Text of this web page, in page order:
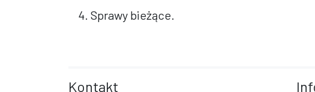
4. Sprawy bieżące.
Kontakt